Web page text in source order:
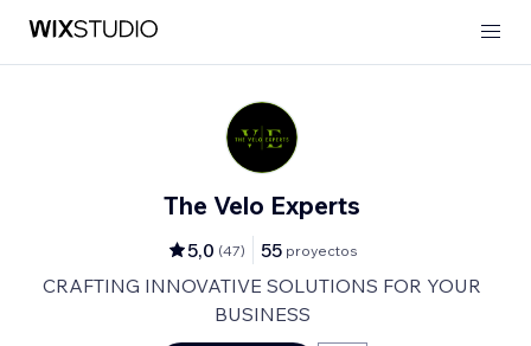
The Velo Experts
5,0 (47) 55 proyectos
CRAFTING INNOVATIVE SOLUTIONS FOR YOUR
BUSINESS